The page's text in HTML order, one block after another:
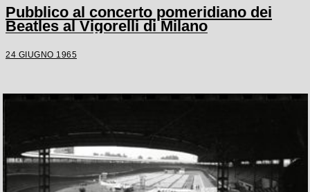
Pubblico al concerto pomeridiano dei
Beatles al Vigorelli di Milano
24 GIUGNO 1965